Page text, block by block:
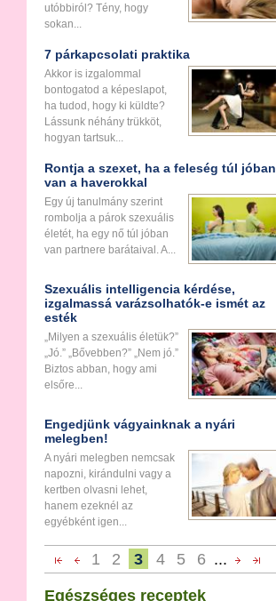
utóbbiról? Tény, hogy
sokan...
7 párkapcsolati praktika
Akkor is izgalommal
bontogatod a képeslapot,
ha tudod, hogy ki küldte?
Lássunk néhány trükköt,
hogyan tartsuk...
Rontja a szexet, ha a feleség túl jóban
van a haverokkal
Egy új tanulmány szerint
rombolja a párok szexuális
életét, ha egy nő túl jóban
van partnere barátaival. A...
Szexuális intelligencia kérdése,
izgalmassá varázsolhatók-e ismét az
esték
„Milyen a szexuális életük?”
„Jó.” „Bővebben?” „Nem jó.”
Biztos abban, hogy ami
elsőre...
Engedjünk vágyainknak a nyári
melegben!
A nyári melegben nemcsak
napozni, kirándulni vagy a
kertben olvasni lehet,
hanem ezeknél az
egyébként igen...
1 2 3 4 5 6 ...
Egészséges receptek